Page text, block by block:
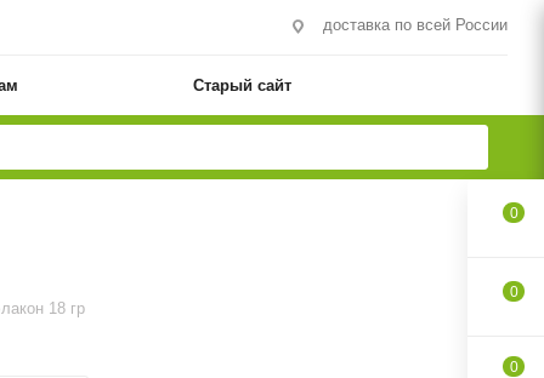
доставка по всей России
Старый сайт
18 гр
0
0
0